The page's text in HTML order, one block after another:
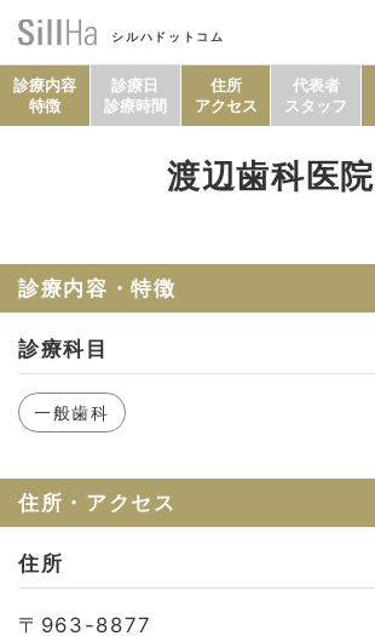
シルハドットコム
診療内容
特徴
診療日
診療時間
住所
アクセス
代表者
スタッフ
渡辺歯科医院
診療内容・特徴
診療科目
一般歯科
住所・アクセス
住所
〒963-8877